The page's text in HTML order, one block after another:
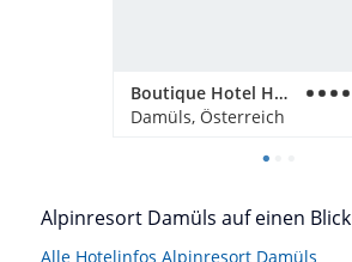
Boutique Hotel Hohes Licht
Damüls, Österreich
Alpinresort Damüls auf einen Blick
Alle Hotelinfos Alpinresort Damüls